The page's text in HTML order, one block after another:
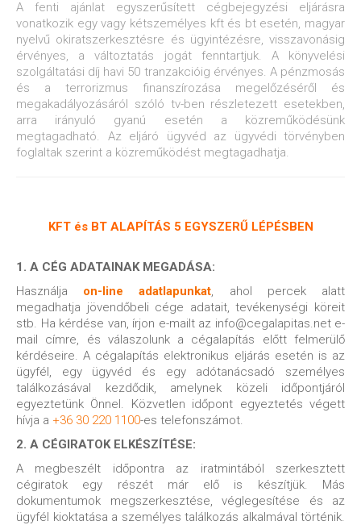
A fenti ajánlat egyszerűsített cégbejegyzési eljárásra
vonatkozik egy vagy kétszemélyes kft és bt esetén, magyar
nyelvű okiratszerkesztésre és ügyintézésre, visszavonásig
érvényes, a változtatás jogát fenntartjuk. A könyvelési
szolgáltatási díj havi 50 tranzakcióig érvényes. A pénzmosás
és a terrorizmus finanszírozása megelőzéséről és
megakadályozásáról szóló tv-ben részletezett esetekben,
arra irányuló gyanú esetén a közreműködésünk
megtagadható. Az eljáró ügyvéd az ügyvédi törvényben
foglaltak szerint a közreműködést megtagadhatja.
KFT és BT ALAPÍTÁS 5 EGYSZERŰ LÉPÉSBEN
1. A CÉG ADATAINAK MEGADÁSA:
Használja on-line adatlapunkat, ahol percek alatt
megadhatja jövendőbeli cége adatait, tevékenységi köreit
stb. Ha kérdése van, írjon e-mailt az info@cegalapitas.net e-
mail címre, és válaszolunk a cégalapítás előtt felmerülő
kérdéseire. A cégalapítás elektronikus eljárás esetén is az
ügyfél, egy ügyvéd és egy adótanácsadó személyes
találkozásával kezdődik, amelynek közeli időpontjáról
egyeztetünk Önnel. Közvetlen időpont egyeztetés végett
hívja a +36 30 220 1100-es telefonszámot.
2. A CÉGIRATOK ELKÉSZÍTÉSE:
A megbeszélt időpontra az iratmintából szerkesztett
cégiratok egy részét már elő is készítjük. Más
dokumentumok megszerkesztése, véglegesítése és az
ügyfél kioktatása a személyes találkozás alkalmával történik.